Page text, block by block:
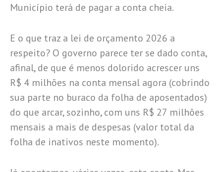
Município terá de pagar a conta cheia.
E o que traz a lei de orçamento 2026 a
respeito? O governo parece ter se dado conta,
afinal, de que é menos dolorido acrescer uns
R$ 4 milhões na conta mensal agora (cobrindo
sua parte no buraco da folha de aposentados)
do que arcar, sozinho, com uns R$ 27 milhões
mensais a mais de despesas (valor total da
folha de inativos neste momento).